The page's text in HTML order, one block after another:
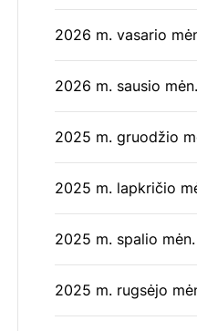
2026 m. vasario
2026 m. sausio mėn.
2025 m. gruodžio
2025 m. lapkričio
2025 m. spalio mėn.
2025 m. rugsėjo